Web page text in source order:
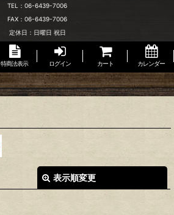
TEL：06-6439-7006
FAX：06-6439-7006
定休日：日曜日 祝日
特商法表示 ログイン カート カレンダー
表示順変更